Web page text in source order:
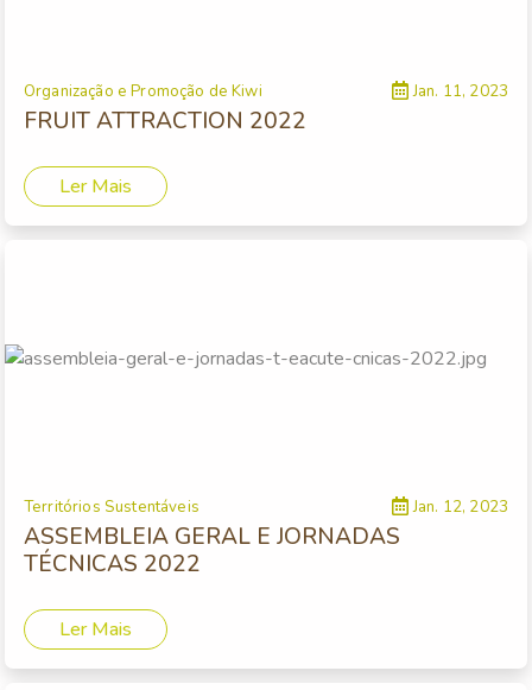
Organização e Promoção de Kiwi Jan. 11, 2023
FRUIT ATTRACTION 2022
Ler Mais
Territórios Sustentáveis Jan. 12, 2023
ASSEMBLEIA GERAL E JORNADAS
TÉCNICAS 2022
Ler Mais